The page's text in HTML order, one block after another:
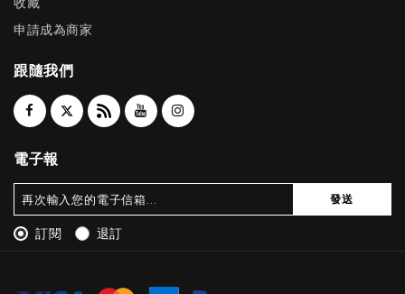
申請成為商家
跟隨我們
電子報
發送
訂閱 退訂